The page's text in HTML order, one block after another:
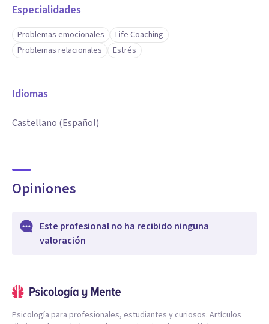
Especialidades
Problemas emocionales
Life Coaching
Problemas relacionales
Estrés
Idiomas
Castellano (Español)
Opiniones
Este profesional no ha recibido ninguna
valoración
Psicología para profesionales, estudiantes y curiosos. Artículos